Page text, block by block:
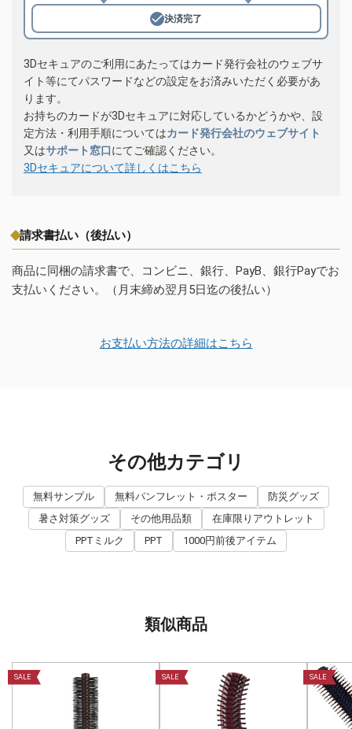
決済完了
3Dセキュアのご利用にあたってはカード発行会社のウェブサ
イト等にてパスワードなどの設定をお済みいただく必要があ
ります。
お持ちのカードが3Dセキュアに対応しているかどうかや、設
定方法・利用手順についてはカード発行会社のウェブサイト
又はサポート窓口にてご確認ください。
3Dセキュアについて詳しくはこちら
請求書払い（後払い）
商品に同梱の請求書で、コンビニ、銀行、PayB、銀行Payでお
支払いください。（月末締め翌月5日迄の後払い）
お支払い方法の詳細はこちら
その他カテゴリ
無料サンプル 無料パンフレット・ポスター
防災グッズ
暑さ対策グッズ
その他用品類
在庫限りアウトレット
PPTミルク
PPT 1000円前後アイテム
類似商品
SALE SALE SALE